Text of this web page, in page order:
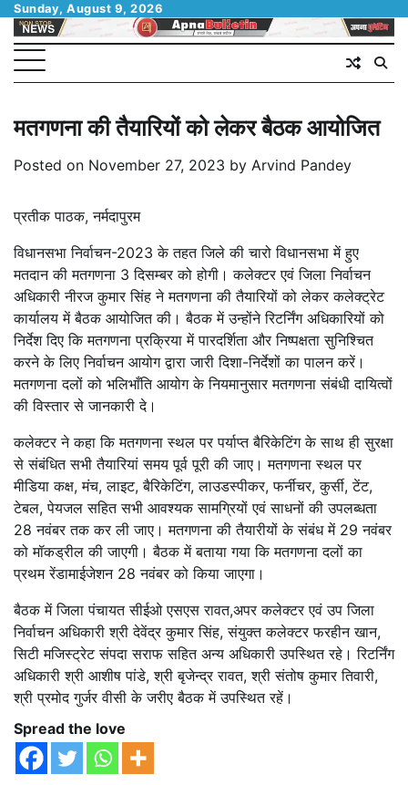
Skip
content
Sunday, August 9, 2026
मतगणना की तैयारियों को लेकर बैठक आयोजित
Posted on November 27, 2023 by Arvind Pandey
प्रतीक पाठक, नर्मदापुरम
विधानसभा निर्वाचन-2023 के तहत जिले की चारो विधानसभा में हुए
मतदान की मतगणना 3 दिसम्बर को होगी। कलेक्टर एवं जिला निर्वाचन
अधिकारी नीरज कुमार सिंह ने मतगणना की तैयारियों को लेकर कलेक्ट्रेट
कार्यालय में बैठक आयोजित की। बैठक में उन्होंने रिटर्निंग अधिकारियों को
निर्देश दिए कि मतगणना प्रक्रिया में पारदर्शिता और निष्पक्षता सुनिश्चित
करने के लिए निर्वाचन आयोग द्वारा जारी दिशा-निर्देशों का पालन करें।
मतगणना दलों को भलिभाँति आयोग के नियमानुसार मतगणना संबंधी दायित्वों
की विस्तार से जानकारी दे।
कलेक्टर ने कहा कि मतगणना स्थल पर पर्याप्त बैरिकेटिंग के साथ ही सुरक्षा
से संबंधित सभी तैयारियां समय पूर्व पूरी की जाए। मतगणना स्थल पर
मीडिया कक्ष, मंच, लाइट, बैरिकेटिंग, लाउडस्पीकर, फर्नीचर, कुर्सी, टेंट,
टेबल, पेयजल सहित सभी आवश्यक सामग्रियों एवं साधनों की उपलब्धता
28 नवंबर तक कर ली जाए। मतगणना की तैयारीयों के संबंध में 29 नवंबर
को मॉकड्रील की जाएगी। बैठक में बताया गया कि मतगणना दलों का
प्रथम रेंडामाईजेशन 28 नवंबर को किया जाएगा।
बैठक में जिला पंचायत सीईओ एसएस रावत,अपर कलेक्टर एवं उप जिला
निर्वाचन अधिकारी श्री देवेंद्र कुमार सिंह, संयुक्त कलेक्टर फरहीन खान,
सिटी मजिस्ट्रेट संपदा सराफ सहित अन्य अधिकारी उपस्थित रहे। रिटर्निंग
अधिकारी श्री आशीष पांडे, श्री बृजेन्द्र रावत, श्री संतोष कुमार तिवारी,
श्री प्रमोद गुर्जर वीसी के जरीए बैठक में उपस्थित रहें।
Spread the love